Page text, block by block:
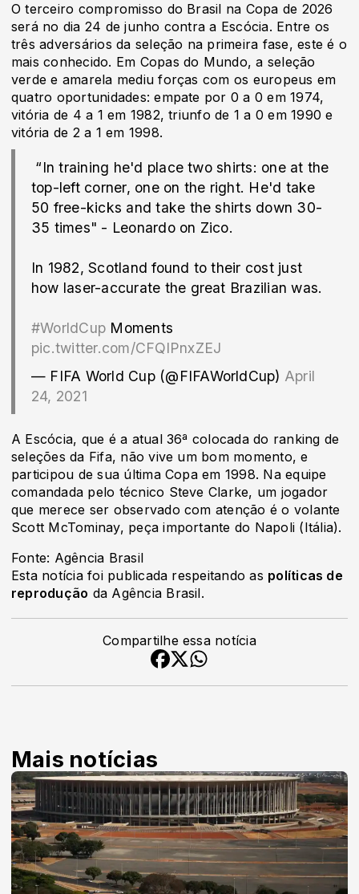
O terceiro compromisso do Brasil na Copa de 2026
será no dia 24 de junho contra a Escócia. Entre os
três adversários da seleção na primeira fase, este é o
mais conhecido. Em Copas do Mundo, a seleção
verde e amarela mediu forças com os europeus em
quatro oportunidades: empate por 0 a 0 em 1974,
vitória de 4 a 1 em 1982, triunfo de 1 a 0 em 1990 e
vitória de 2 a 1 em 1998.
️ “In training he'd place two shirts: one at the
top-left corner, one on the right. He'd take
50 free-kicks and take the shirts down 30-
35 times" - Leonardo on Zico.
In 1982, Scotland found to their cost just
how laser-accurate the great Brazilian was.
#WorldCup Moments
pic.twitter.com/CFQlPnxZEJ
— FIFA World Cup (@FIFAWorldCup) April
24, 2021
A Escócia, que é a atual 36ª colocada do ranking de
seleções da Fifa, não vive um bom momento, e
participou de sua última Copa em 1998. Na equipe
comandada pelo técnico Steve Clarke, um jogador
que merece ser observado com atenção é o volante
Scott McTominay, peça importante do Napoli (Itália).
Fonte: Agência Brasil
Esta notícia foi publicada respeitando as políticas de
reprodução da Agência Brasil.
Compartilhe essa notícia
Mais notícias